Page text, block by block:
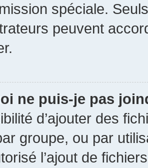
spéciale.
peuvent
ne puis-je pas
d’ajouter des
groupe, ou par
l’ajout de